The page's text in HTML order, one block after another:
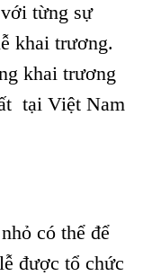
từng sự
khai trương.
khai trương
tại Việt Nam
có thể để
được tổ chức